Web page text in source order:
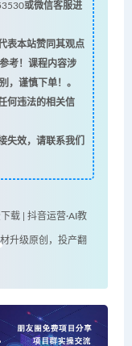
或微信客服进
表本站赞同其观点
考！课程内容涉
，谨慎下单！。
何违法的相关信
失效，请联系我们
载 | 抖音运营·AI教
升级原创，投产翻